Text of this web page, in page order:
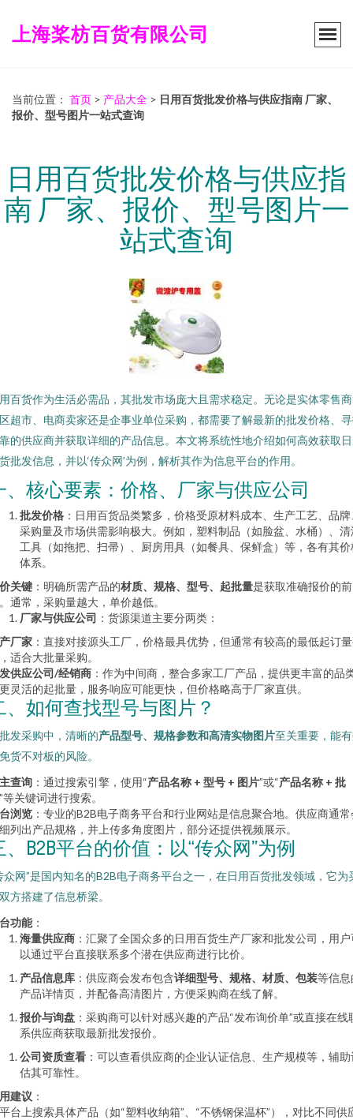
上海桨枋百货有限公司
当前位置： 首页 > 产品大全 > 日用百货批发价格与供应指南 厂家、
报价、型号图片一站式查询
日用百货批发价格与供应指
南 厂家、报价、型号图片一
站式查询
百货作为生活必需品，其批发市场庞大且需求稳定。无论是实体零售
超市、电商卖家还是企事业单位采购，都需要了解最新的批发价格、
的供应商并获取详细的产品信息。本文将系统性地介绍如何高效获取
批发信息，并以‘传众网’为例，解析其作为信息平台的作用。
、核心要素：价格、厂家与供应公司
批发价格 ：日用百货品类繁多，价格受原材料成本、生产工艺、品牌
采购量及市场供需影响极大。例如，塑料制品（如脸盆、水桶）、清
工具（如拖把、扫帚）、厨房用具（如餐具、保鲜盒）等，各有其价
体系。
关键 ：明确所需产品的材质、规格、型号、起批量是获取准确报价的前
通常，采购量越大，单价越低。
厂家与供应公司 ：货源渠道主要分两类：
厂家 ：直接对接源头工厂，价格最具优势，但通常有较高的最低起订
适合大批量采购。
供应公司/经销商 ：作为中间商，整合多家工厂产品，提供更丰富的品
灵活的起批量，服务响应可能更快，但价格略高于厂家直供。
、如何查找型号与图片？
发采购中，清晰的产品型号、规格参数和高清实物图片至关重要，能
货不对板的风险。
查询 ：通过搜索引擎，使用“产品名称 + 型号 + 图片”或“产品名称 + 批
”等关键词进行搜索。
浏览 ：专业的B2B电子商务平台和行业网站是信息聚合地。供应商通常
列出产品规格，并上传多角度图片，部分还提供视频展示。
、B2B平台的价值：以“传众网”为例
众网”是国内知名的B2B电子商务平台之一，在日用百货批发领域，它为
方搭建了信息桥梁。
功能：
海量供应商 ：汇聚了全国众多的日用百货生产厂家和批发公司，用户
以通过平台直接联系多个潜在供应商进行比价。
产品信息库 ：供应商会发布包含详细型号、规格、材质、包装等信息
产品详情页，并配备高清图片，方便采购商在线了解。
报价与询盘 ：采购商可以针对感兴趣的产品“发布询价单”或直接在线
系供应商获取最新批发报价。
公司资质查看 ：可以查看供应商的企业认证信息、生产规模等，辅助
估其可靠性。
建议 ：
台上搜索具体产品（如“塑料收纳箱”、“不锈钢保温杯”），对比不同供